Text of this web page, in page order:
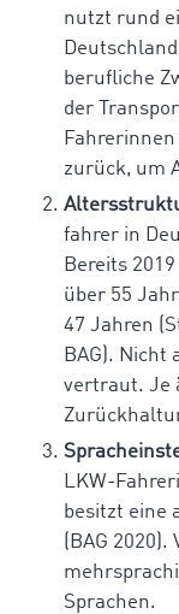
nutzt rund
berufliche
der
zurück, um
fahrer in
Bereits
über 55
47 Jahren
BAG). Nicht
vertraut. Je
LKW-
besitzt eine
(BAG
Sprachen.